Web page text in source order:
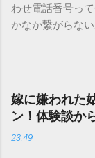
微細かつ独特の
の観点から以下
施設であっても
とは容易ではあ
到達し、水質の
ます。 2. 排水管
わせ電話番号っ
かなか繋がらな
ンフォメーショ
ね。 でも、「 ド
151は何時から
かなか電話がで
は、ドコモ151の
らには電話がつ
嫁に嫌われた
ン！体験談か
23:49